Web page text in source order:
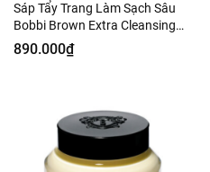
Sáp Tẩy Trang Làm Sạch Sâu
Bobbi Brown Extra Cleansing
Balm 100ml - Fullbox - Hàng US
890.000₫